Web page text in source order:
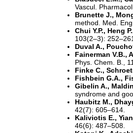
Vascul.
Brunette J.,
method. Med.
Chui Y.P., Heng
103(2–3):
Duval A.,
Fainerman V.B.,
Phys. Chem. B.,
Finke C.,
Fishbein G.A.,
Gibelin A.,
syndrome and
Haubitz M.,
42(7): 605–614.
Kaliviotis E.,
46(6): 487–508.